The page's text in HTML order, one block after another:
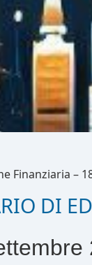
Finanziaria –
DI